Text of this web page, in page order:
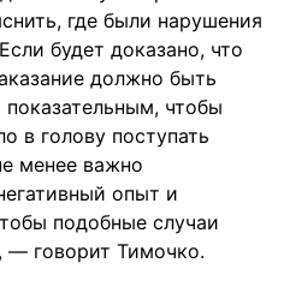
где были нарушения
будет доказано, что
должно быть
чтобы
в голову поступать
менее важно
опыт и
подобные случаи
— говорит Тимочко.